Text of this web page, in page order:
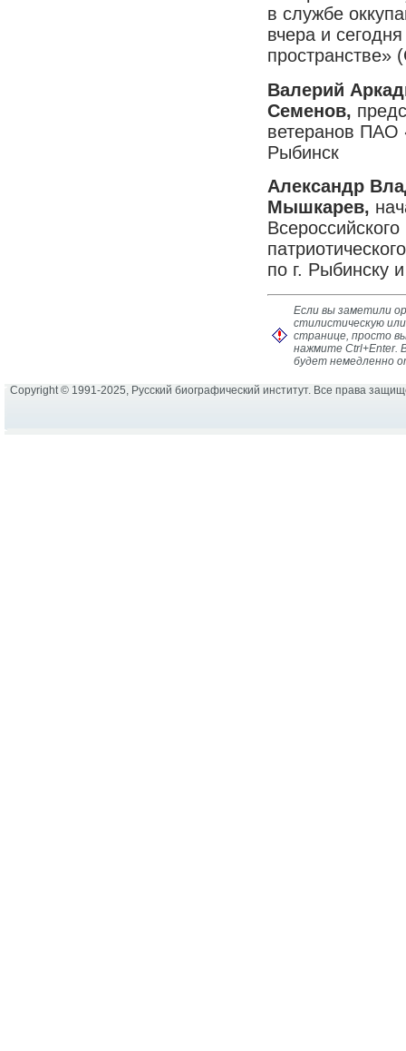
в службе
вчера и
пространстве»
Валерий
Семенов,
ветеранов ПАО
Рыбинск
Александр
Мышкарев,
по г. Рыбинску
Если вы заметили
стилистическую
странице, просто
нажмите Ctrl+Enter.
будет немедленно
Copyright © 1991-2025, Русский биографический институт. Все права